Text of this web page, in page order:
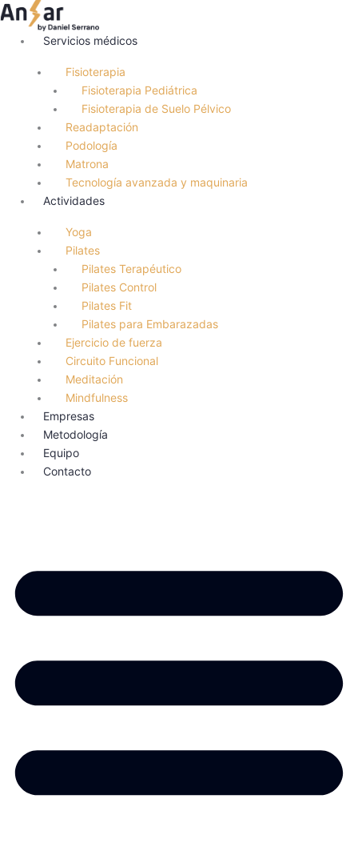
Ir
contenidoServicios médicos
Fisioterapia
Fisioterapia Pediátrica
Fisioterapia de Suelo Pélvico
Readaptación
Podología
Matrona
Tecnología avanzada y maquinaria
Actividades
Yoga
Pilates
Pilates Terapéutico
Pilates Control
Pilates Fit
Pilates para Embarazadas
Ejercicio de fuerza
Circuito Funcional
Meditación
Mindfulness
Empresas
Metodología
Equipo
Contacto